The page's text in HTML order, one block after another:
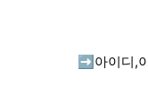
➡️ 아이디,